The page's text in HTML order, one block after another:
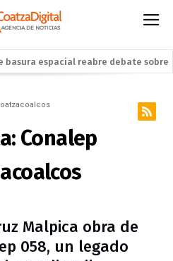
de la MLS desafían el dominio
con jornada para
en el mercado Cuauhtémoc
pueblo»: Pedro Miguel Rosaldo García
Conalep
Malpica obra de
058, un legado